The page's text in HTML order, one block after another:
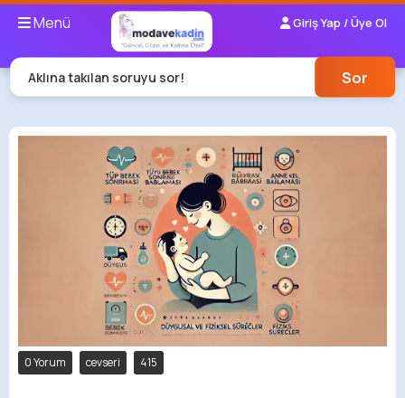
Menü Giriş Yap / Üye Ol
Aklına takılan soruyu sor! Sor
0 Yorum cevseri 415